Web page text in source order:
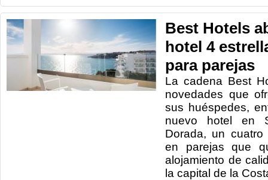
Best Hotels
hotel 4
para parejas
La cadena Best
novedades que
sus huéspedes,
nuevo hotel en
Dorada, un cuatro
en parejas que
alojamiento de
la capital de la